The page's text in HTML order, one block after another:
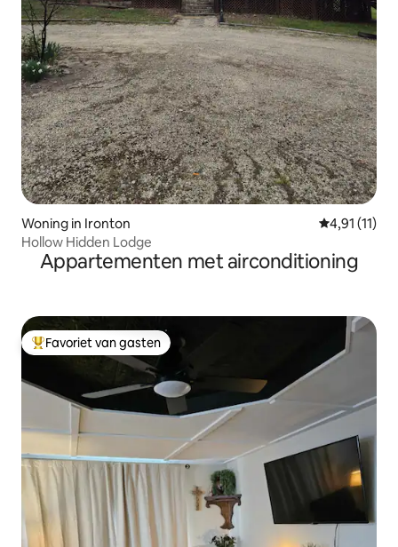
Woning in Ironton Gemiddelde
4,91 (11)
Hollow Hidden Lodge
Appartementen met airconditioning
Topfavoriet van gasten
Favoriet van gasten